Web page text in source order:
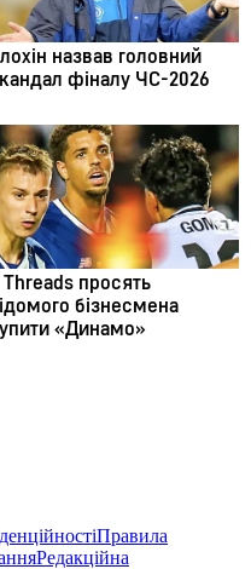
Правила
Редакційна